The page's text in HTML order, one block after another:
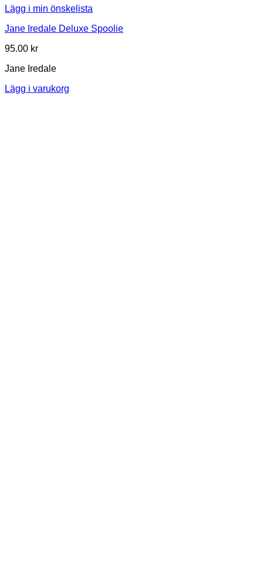
Lägg i min önskelista
Jane Iredale Deluxe Spoolie
95.00 kr
Jane Iredale
Lägg i varukorg